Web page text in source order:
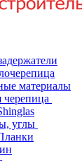
материалы
черепица
углы